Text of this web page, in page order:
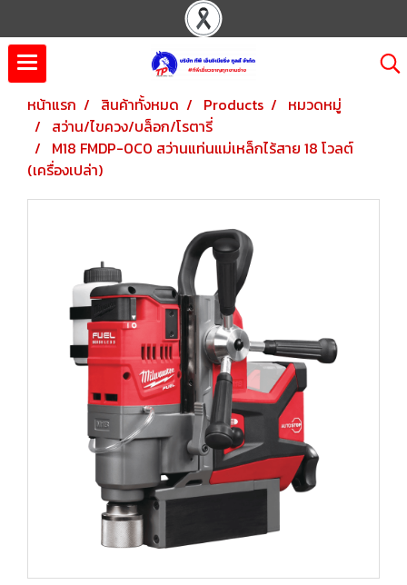
หน้าแรก สินค้าทั้งหมด Products
หมวดหมู่
สว่าน/ไขควง/บล็อก/โรตารี่
M18 FMDP-0C0 สว่านแท่นแม่เหล็กไร้สาย 18 โวลต์
(เครื่องเปล่า)